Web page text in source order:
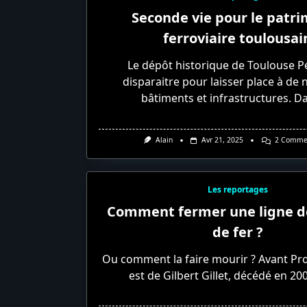
Seconde vie pour le
ferroviaire
Le dépôt historique de Toulouse
disparaitre pour laisser place à de
bâtiments et infrastructures.
Alain Avr 21, 2025 2
Les reportages
Comment fermer une ligne
de fer ?
Ou comment la faire mourir ? Avant
est de Gilbert Gillet, décédé en